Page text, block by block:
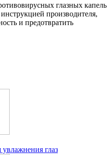
глазных капель
производителя,
и предотвратить
глаз